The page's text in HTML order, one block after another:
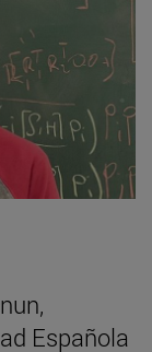
Española